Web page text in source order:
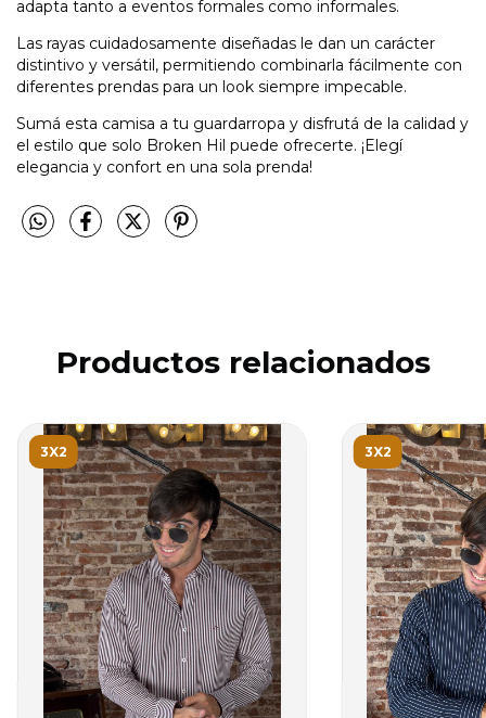
adapta tanto a eventos formales como informales.
Las rayas cuidadosamente diseñadas le dan un carácter
distintivo y versátil, permitiendo combinarla fácilmente con
diferentes prendas para un look siempre impecable.
Sumá esta camisa a tu guardarropa y disfrutá de la calidad y
el estilo que solo Broken Hil puede ofrecerte. ¡Elegí
elegancia y confort en una sola prenda!
Productos relacionados
3X2 3X2